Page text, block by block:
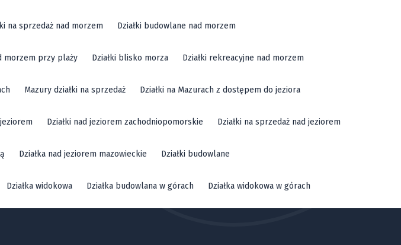
na sprzedaż nad morzem Działki budowlane nad morzem
morzem przy plaży Działki blisko morza Działki rekreacyjne nad morzem
Mazury działki na sprzedaż Działki na Mazurach z dostępem do jeziora
Działki nad jeziorem zachodniopomorskie Działki na sprzedaż nad jeziorem
Działka nad jeziorem mazowieckie Działki budowlane
Działka widokowa Działka budowlana w górach Działka widokowa w górach